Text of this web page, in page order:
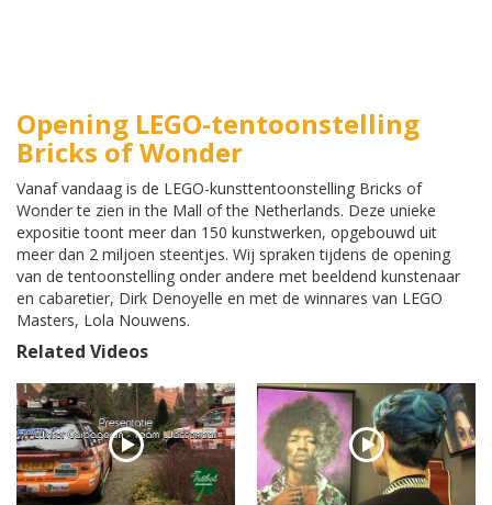
Opening LEGO-tentoonstelling
Bricks of Wonder
Vanaf vandaag is de LEGO-kunsttentoonstelling Bricks of
Wonder te zien in the Mall of the Netherlands. Deze unieke
expositie toont meer dan 150 kunstwerken, opgebouwd uit
meer dan 2 miljoen steentjes. Wij spraken tijdens de opening
van de tentoonstelling onder andere met beeldend kunstenaar
en cabaretier, Dirk Denoyelle en met de winnares van LEGO
Masters, Lola Nouwens.
Related Videos